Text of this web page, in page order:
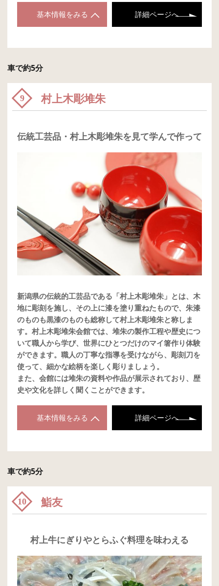
基本情報をみる 詳細ページへ
車で約5分
9 村上木彫堆朱
伝統工芸品・村上木彫堆朱を見て学んで作って
新潟県の伝統的工芸品である「村上木彫堆朱」とは、木
地に彫刻を施し、その上に漆を塗り重ねたもので、朱漆
のものも黒漆のものも総称して村上木彫堆朱と称しま
す。村上木彫堆朱会館では、堆朱の製作工程や歴史につ
いて職人から学び、世界にひとつだけのマイ箸作り体験
ができます。職人の丁寧な指導を受けながら、彫刻刀を
使って、細かな絵柄を楽しく彫りましょう。
また、会館には堆朱の資料や作品が展示されており、歴
史や文化を詳しく聞くことができます。
基本情報をみる 詳細ページへ
車で約5分
10 鮨友
村上牛にぎりやとらふぐ料理を味わえる